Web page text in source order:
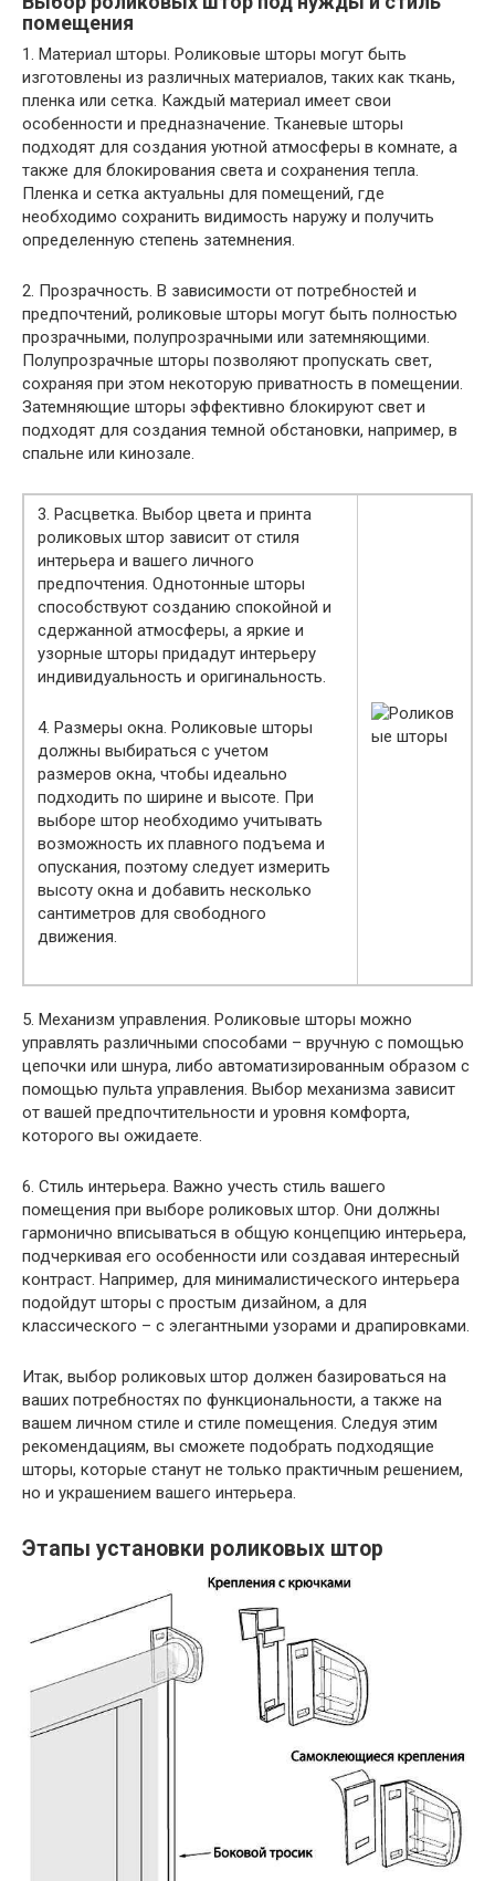
помещения
1. Материал шторы. Роликовые шторы могут быть
изготовлены из различных материалов, таких как ткань,
пленка или сетка. Каждый материал имеет свои
особенности и предназначение. Тканевые шторы
подходят для создания уютной атмосферы в комнате, а
также для блокирования света и сохранения тепла.
Пленка и сетка актуальны для помещений, где
необходимо сохранить видимость наружу и получить
определенную степень затемнения.
2. Прозрачность. В зависимости от потребностей и
предпочтений, роликовые шторы могут быть полностью
прозрачными, полупрозрачными или затемняющими.
Полупрозрачные шторы позволяют пропускать свет,
сохраняя при этом некоторую приватность в помещении.
Затемняющие шторы эффективно блокируют свет и
подходят для создания темной обстановки, например, в
спальне или кинозале.
3. Расцветка. Выбор цвета и принта
роликовых штор зависит от стиля
интерьера и вашего личного
предпочтения. Однотонные шторы
способствуют созданию спокойной и
сдержанной атмосферы, а яркие и
узорные шторы придадут интерьеру
индивидуальность и оригинальность.
4. Размеры окна. Роликовые шторы
должны выбираться с учетом
размеров окна, чтобы идеально
подходить по ширине и высоте. При
выборе штор необходимо учитывать
возможность их плавного подъема и
опускания, поэтому следует измерить
высоту окна и добавить несколько
сантиметров для свободного
движения.
5. Механизм управления. Роликовые шторы можно
управлять различными способами – вручную с помощью
цепочки или шнура, либо автоматизированным образом с
помощью пульта управления. Выбор механизма зависит
от вашей предпочтительности и уровня комфорта,
которого вы ожидаете.
6. Стиль интерьера. Важно учесть стиль вашего
помещения при выборе роликовых штор. Они должны
гармонично вписываться в общую концепцию интерьера,
подчеркивая его особенности или создавая интересный
контраст. Например, для минималистического интерьера
подойдут шторы с простым дизайном, а для
классического – с элегантными узорами и драпировками.
Итак, выбор роликовых штор должен базироваться на
ваших потребностях по функциональности, а также на
вашем личном стиле и стиле помещения. Следуя этим
рекомендациям, вы сможете подобрать подходящие
шторы, которые станут не только практичным решением,
но и украшением вашего интерьера.
Этапы установки роликовых штор